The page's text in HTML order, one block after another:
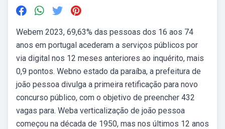
Webem 2023, 69,63% das pessoas dos 16 aos 74
anos em portugal acederam a serviços públicos por
via digital nos 12 meses anteriores ao inquérito, mais
0,9 pontos. Webno estado da paraíba, a prefeitura de
joão pessoa divulga a primeira retificação para novo
concurso público, com o objetivo de preencher 432
vagas para. Weba verticalização de joão pessoa
começou na década de 1950, mas nos últimos 12 anos